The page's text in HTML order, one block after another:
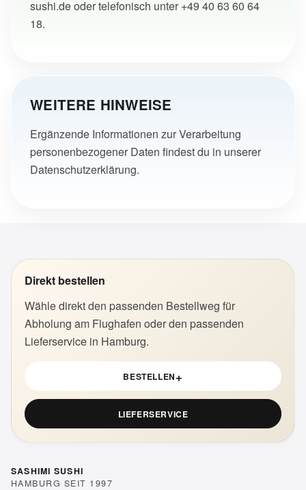
sushi.deoder telefonisch unter+49 40 63 60 64
18.
WEITERE HINWEISE
Ergänzende Informationen zur Verarbeitung
personenbezogener Daten findest du in unserer
Datenschutzerklärung.
Direkt bestellen
Wähle direkt den passenden Bestellweg für
Abholung am Flughafen oder den passenden
Lieferservice in Hamburg.
BESTELLEN+
LIEFERSERVICE
SASHIMI SUSHI
HAMBURG SEIT 1997